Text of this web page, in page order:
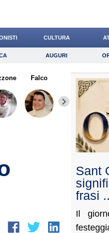
CULTURA
Auguri
Giornalista
AUGURI
Falco Cacciatore
Sant
frasi
Il